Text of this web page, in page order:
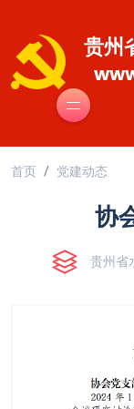
贵州
首页 党建动态
协
贵州省